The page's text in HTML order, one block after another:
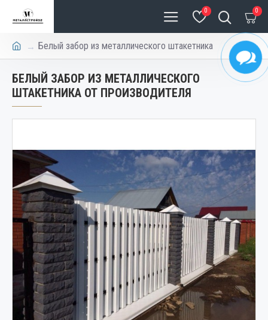
0 0
Белый забор из металлического штакетника
БЕЛЫЙ ЗАБОР ИЗ МЕТАЛЛИЧЕСКОГО
ШТАКЕТНИКА ОТ ПРОИЗВОДИТЕЛЯ